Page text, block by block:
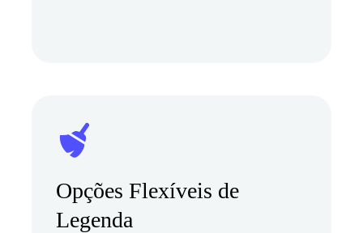
Opções Flexíveis de
Legenda